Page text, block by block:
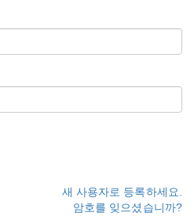
새 사용자로 등록하세요.
암호를 잊으셨습니까?